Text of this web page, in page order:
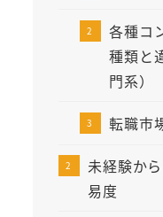
各種コ
種類と
門系）
転職市
未経験か
易度